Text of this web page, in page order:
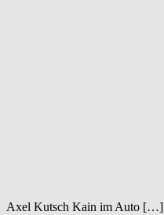
Axel Kutsch Kain im Auto […]